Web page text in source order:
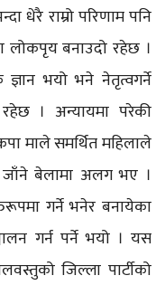
धेरै राम्रो परिणाम पनि
लोकपृय बनाउदो रहेछ ।
भयो भने नेतृत्वगर्ने
। अन्यायमा परेकी
माले समर्थित महिलाले
बेलामा अलग भए ।
गर्ने भनेर बनायेका
गर्न पर्ने भयो । यस
जिल्ला पार्टीको